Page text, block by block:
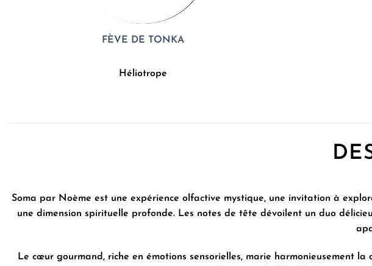
FÈVE DE TONKA
Héliotrope
Soma par Noème est une expérience olfactive mystique, une invitation à
une dimension spirituelle profonde. Les notes de tête dévoilent un duo
Le cœur gourmand, riche en émotions sensorielles, marie harmonieusement